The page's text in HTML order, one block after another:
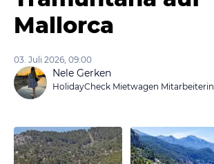
Mallorca
03. Juli 2026, 09:00
Nele Gerken
HolidayCheck Mietwagen Mitarbeiterin